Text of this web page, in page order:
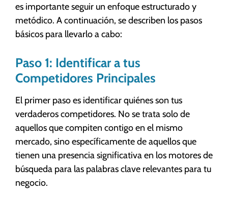
es importante seguir un enfoque estructurado y
metódico. A continuación, se describen los pasos
básicos para llevarlo a cabo:
Paso 1: Identificar a tus
Competidores Principales
El primer paso es identificar quiénes son tus
verdaderos competidores. No se trata solo de
aquellos que compiten contigo en el mismo
mercado, sino específicamente de aquellos que
tienen una presencia significativa en los motores de
búsqueda para las palabras clave relevantes para tu
negocio.